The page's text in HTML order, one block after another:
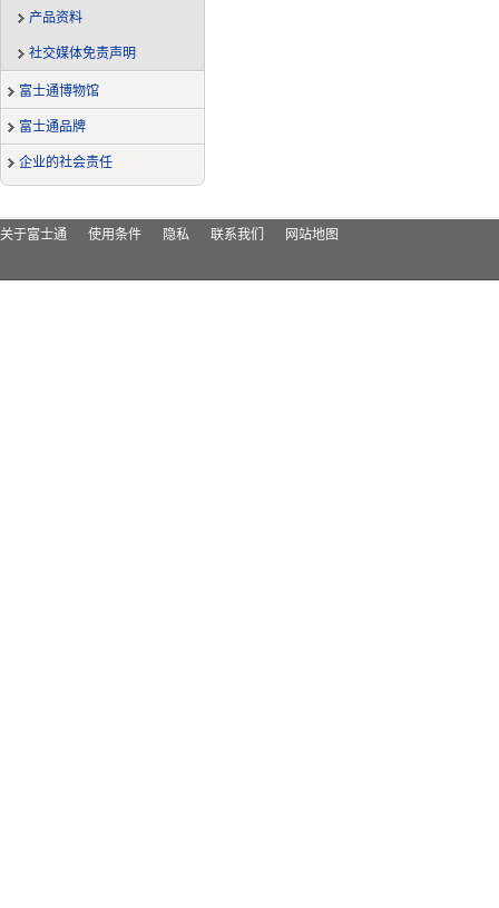
产品资料
社交媒体免责声明
富士通博物馆
富士通品牌
企业的社会责任
关于富士通 使用条件 隐私 联系我们 网站地图